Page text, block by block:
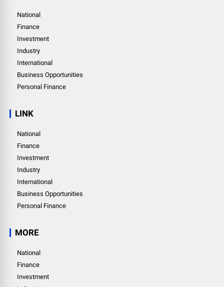
National
Finance
Investment
Industry
International
Business Opportunities
Personal Finance
LINK
National
Finance
Investment
Industry
International
Business Opportunities
Personal Finance
MORE
National
Finance
Investment